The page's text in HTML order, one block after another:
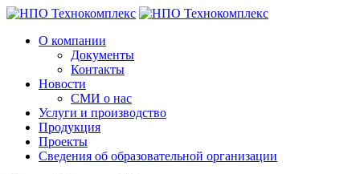
О компании
Документы
Контакты
Новости
СМИ о нас
Услуги и производство
Продукция
Проекты
Сведения об образовательной организации